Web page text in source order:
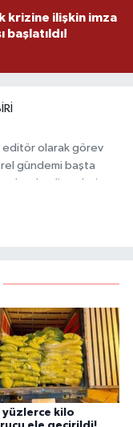
krizine ilişkin imza
başlatıldı!
editör olarak görev
gündemi başta
ulusal gelişmeleri
edindiği bilgilerle
ilkeler
yüzlerce kilo